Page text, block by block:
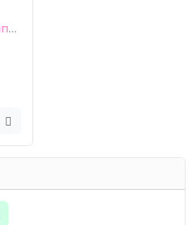
Флакон 50 мл пипетка серебристая глянцевая крышка черное стекло